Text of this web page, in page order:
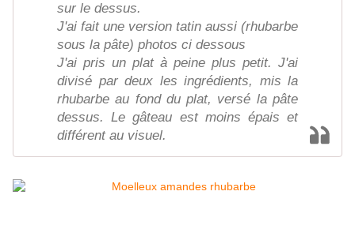
sur le dessus.
J'ai fait une version tatin aussi (rhubarbe
sous la pâte) photos ci dessous
J'ai pris un plat à peine plus petit. J'ai
divisé par deux les ingrédients, mis la
rhubarbe au fond du plat, versé la pâte
dessus. Le gâteau est moins épais et
différent au visuel.